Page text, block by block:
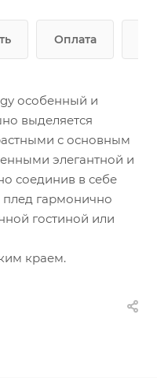
Оплата
особенный и
выделяется
с основным
элегантной и
соединив в себе
плед гармонично
гостиной или
краем.